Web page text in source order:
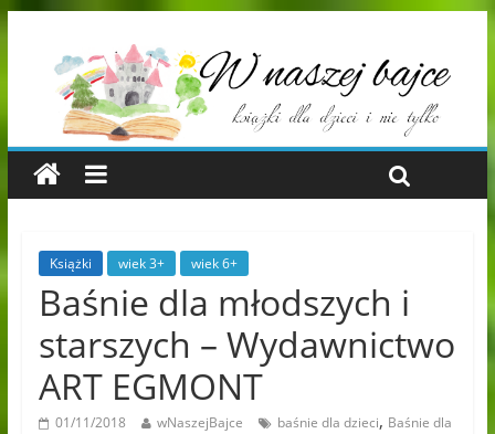
Książki wiek 3+ wiek 6+
Baśnie dla młodszych i
starszych – Wydawnictwo
ART EGMONT
01/11/2018 wNaszejBajce baśnie dla dzieci, Baśnie dla